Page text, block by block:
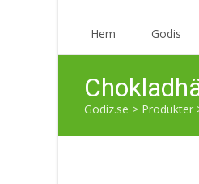
Hem Godis
Godiz.se > Produkter